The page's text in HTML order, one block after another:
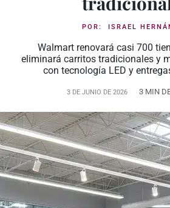
POR: ISRAEL
Walmart renovará casi 700
eliminará carritos tradicionales y
con tecnología LED y
3 DE JUNIO DE 2026 3 MIN